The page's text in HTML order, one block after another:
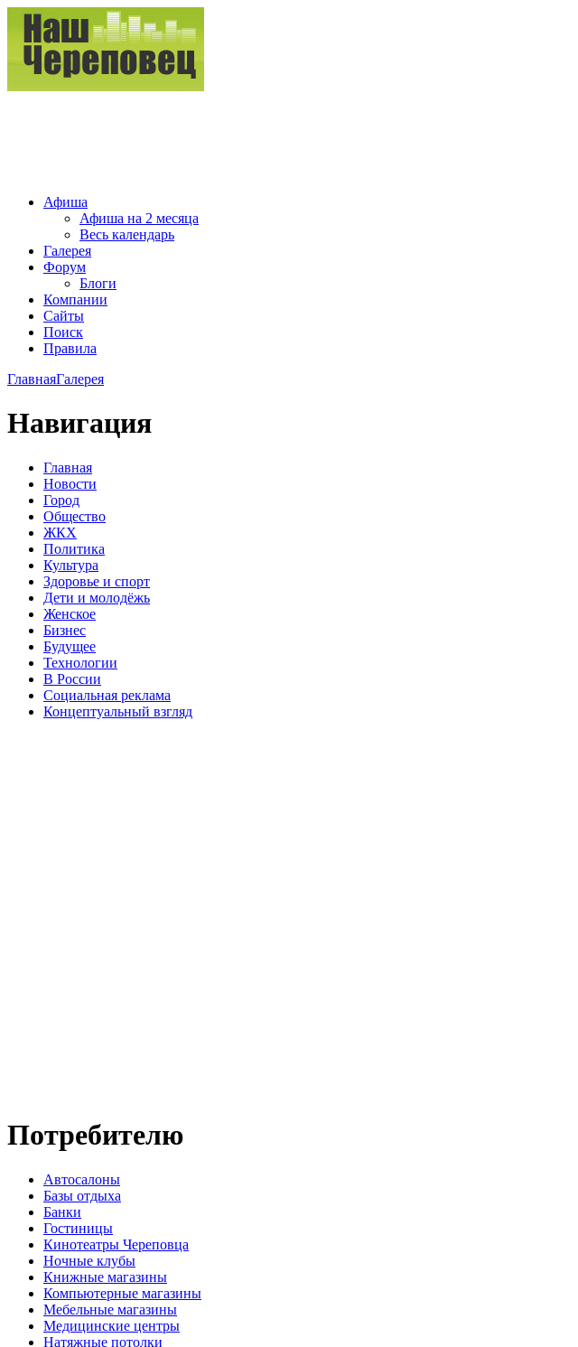
Афиша
Афиша на 2 месяца
Весь календарь
Галерея
Форум
Блоги
Компании
Сайты
Поиск
Правила
ГлавнаяГалерея
Навигация
Главная
Новости
Город
Общество
ЖКХ
Политика
Культура
Здоровье и спорт
Дети и молодёжь
Женское
Бизнес
Будущее
Технологии
В России
Социальная реклама
Концептуальный взгляд
Потребителю
Автосалоны
Базы отдыха
Банки
Гостиницы
Кинотеатры Череповца
Ночные клубы
Книжные магазины
Компьютерные магазины
Мебельные магазины
Медицинские центры
Натяжные потолки